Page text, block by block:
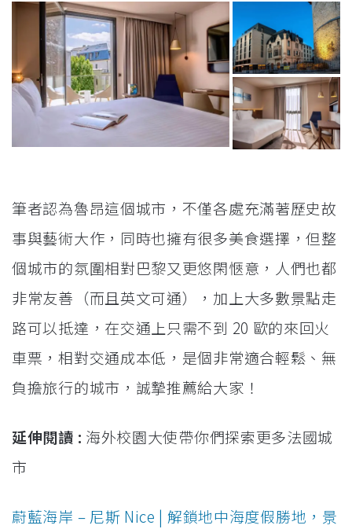
筆者認為魯昂這個城市，不僅各處充滿著歷史故
事與藝術大作，同時也擁有很多美食選擇，但整
個城市的氛圍相對巴黎又更悠閑愜意，人們也都
非常友善（而且英文可通），加上大多數景點走
路可以抵達，在交通上只需不到 20 歐的來回火
車票，相對交通成本低，是個非常適合輕鬆、無
負擔旅行的城市，誠摯推薦給大家！
延伸閱讀 : 海外校園大使帶你們探索更多法國城
市
蔚藍海岸 – 尼斯 Nice | 解鎖地中海度假勝地，景